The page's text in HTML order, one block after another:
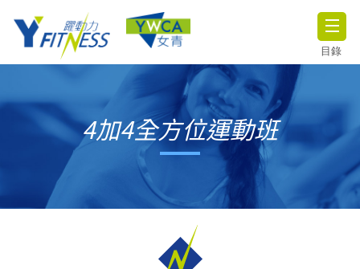
目錄
4加4全方位運動班